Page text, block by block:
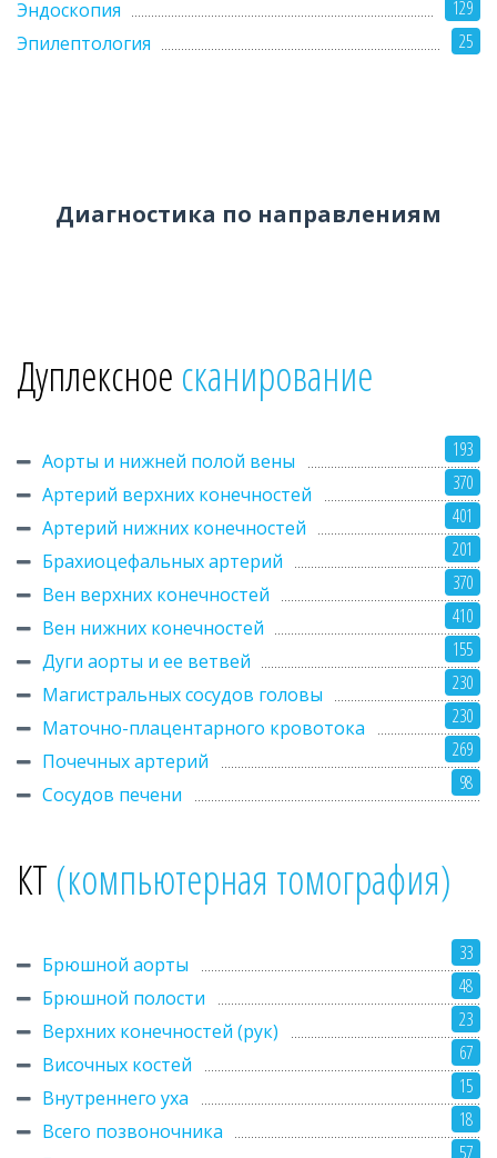
129
Эндоскопия
25
Эпилептология
Диагностика по направлениям
Дуплексное сканирование
193
Аорты и нижней полой вены
370
Артерий верхних конечностей
401
Артерий нижних конечностей
201
Брахиоцефальных артерий
370
Вен верхних конечностей
410
Вен нижних конечностей
155
Дуги аорты и ее ветвей
230
Магистральных сосудов головы
230
Маточно-плацентарного кровотока
269
Почечных артерий
98
Сосудов печени
КТ (компьютерная томография)
33
Брюшной аорты
48
Брюшной полости
23
Верхних конечностей (рук)
67
Височных костей
15
Внутреннего уха
18
Всего позвоночника
57